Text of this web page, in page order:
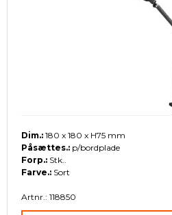
Dim.: 180 x 180 x H75 mm
Påsættes.: p/bordplade
Forp.: Stk..
Farve.: Sort
Artnr.: 118850